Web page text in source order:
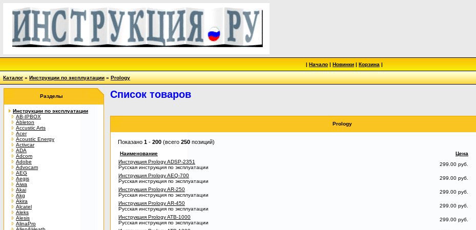
| Начало | Новинки | Корзина |
Каталог»Инструкции по эксплуатации»Prology
Разделы
Инструкции по эксплуатации
AB-IPBOX
Ableton
Accustic Arts
Acer
Acoustic Energy
Activcar
ADA
Adcom
Adobe
Advocam
AEG
Aegis
Aiwa
Akai
Akg
Akira
Alcatel
Aleks
Alesis
AlinaPro
Список товаров
Prology
Показано 1 - 200 (всего 250 позиций)
Наименование Цена
Инструкция Prology ADSP-2351
Русская инструкция по эксплуатации
299.00 руб.
Инструкция Prology AEQ-700
Русская инструкция по эксплуатации
299.00 руб.
Инструкция Prology AR-250
Русская инструкция по эксплуатации
299.00 руб.
Инструкция Prology AR-450
Русская инструкция по эксплуатации
299.00 руб.
Инструкция Prology ATB-1000
Русская инструкция по эксплуатации
299.00 руб.